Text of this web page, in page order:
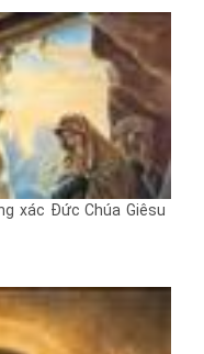
xác Đức Chúa Giêsu